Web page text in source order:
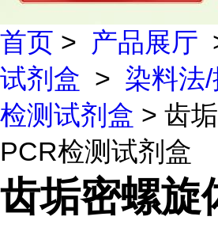
首页 > 产品展厅
试剂盒 > 染料法
检测试剂盒 > 齿
PCR检测试剂盒
齿垢密螺旋